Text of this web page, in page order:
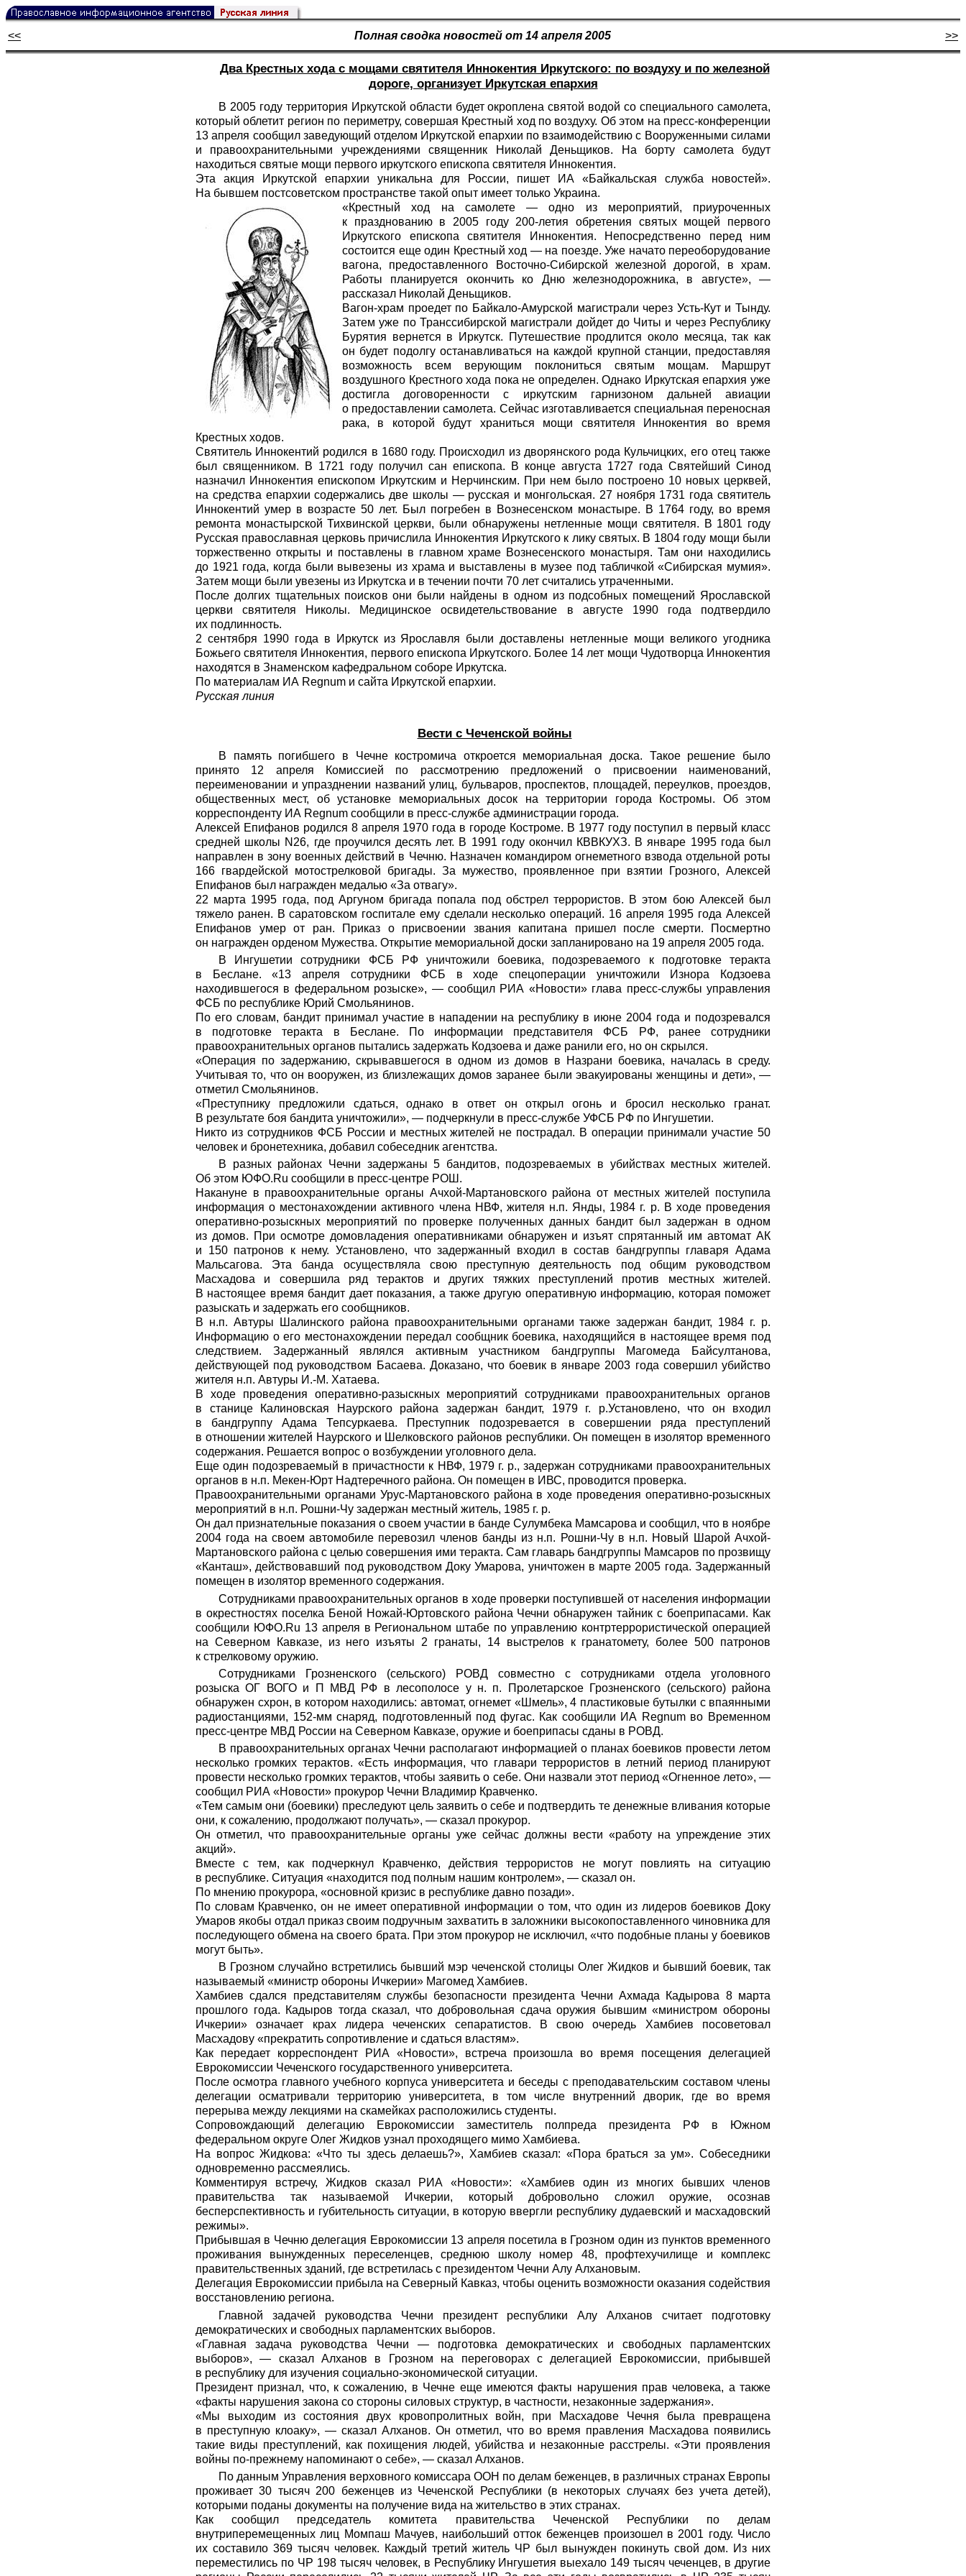
<< Полная сводка новостей от 14 апреля 2005 >>
Два Крестных хода с мощами святителя Иннокентия Иркутского: по воздуху и по железной
дороге, организует Иркутская епархия
В 2005 году территория Иркутской области будет окроплена святой водой со специального самолета,
который облетит регион по периметру, совершая Крестный ход по воздуху. Об этом на пресс-конференции
13 апреля сообщил заведующий отделом Иркутской епархии по взаимодействию с Вооруженными силами
и правоохранительными учреждениями священник Николай Деньщиков. На борту самолета будут
находиться святые мощи первого иркутского епископа святителя Иннокентия.
Эта акция Иркутской епархии уникальна для России, пишет ИА «Байкальская служба новостей».
На бывшем постсоветском пространстве такой опыт имеет только Украина.
«Крестный ход на самолете — одно из мероприятий, приуроченных
к празднованию в 2005 году 200-летия обретения святых мощей первого
Иркутского епископа святителя Иннокентия. Непосредственно перед ним
состоится еще один Крестный ход — на поезде. Уже начато переоборудование
вагона, предоставленного Восточно-Сибирской железной дорогой, в храм.
Работы планируется окончить ко Дню железнодорожника, в августе», —
рассказал Николай Деньщиков.
Вагон-храм проедет по Байкало-Амурской магистрали через Усть-Кут и Тынду.
Затем уже по Транссибирской магистрали дойдет до Читы и через Республику
Бурятия вернется в Иркутск. Путешествие продлится около месяца, так как
он будет подолгу останавливаться на каждой крупной станции, предоставляя
возможность всем верующим поклониться святым мощам. Маршрут
воздушного Крестного хода пока не определен. Однако Иркутская епархия уже
достигла договоренности с иркутским гарнизоном дальней авиации
о предоставлении самолета. Сейчас изготавливается специальная переносная
рака, в которой будут храниться мощи святителя Иннокентия во время
Крестных ходов.
Святитель Иннокентий родился в 1680 году. Происходил из дворянского рода Кульчицких, его отец также
был священником. В 1721 году получил сан епископа. В конце августа 1727 года Святейший Синод
назначил Иннокентия епископом Иркутским и Нерчинским. При нем было построено 10 новых церквей,
на средства епархии содержались две школы — русская и монгольская. 27 ноября 1731 года святитель
Иннокентий умер в возрасте 50 лет. Был погребен в Вознесенском монастыре. В 1764 году, во время
ремонта монастырской Тихвинской церкви, были обнаружены нетленные мощи святителя. В 1801 году
Русская православная церковь причислила Иннокентия Иркутского к лику святых. В 1804 году мощи были
торжественно открыты и поставлены в главном храме Вознесенского монастыря. Там они находились
до 1921 года, когда были вывезены из храма и выставлены в музее под табличкой «Сибирская мумия».
Затем мощи были увезены из Иркутска и в течении почти 70 лет считались утраченными.
После долгих тщательных поисков они были найдены в одном из подсобных помещений Ярославской
церкви святителя Николы. Медицинское освидетельствование в августе 1990 года подтвердило
их подлинность.
2 сентября 1990 года в Иркутск из Ярославля были доставлены нетленные мощи великого угодника
Божьего святителя Иннокентия, первого епископа Иркутского. Более 14 лет мощи Чудотворца Иннокентия
находятся в Знаменском кафедральном соборе Иркутска.
По материалам ИА Regnum и сайта Иркутской епархии.
Русская линия
Вести с Чеченской войны
В память погибшего в Чечне костромича откроется мемориальная доска. Такое решение было
принято 12 апреля Комиссией по рассмотрению предложений о присвоении наименований,
переименовании и упразднении названий улиц, бульваров, проспектов, площадей, переулков, проездов,
общественных мест, об установке мемориальных досок на территории города Костромы. Об этом
корреспонденту ИА Regnum сообщили в пресс-службе администрации города.
Алексей Епифанов родился 8 апреля 1970 года в городе Костроме. В 1977 году поступил в первый класс
средней школы N26, где проучился десять лет. В 1991 году окончил КВВКУХЗ. В январе 1995 года был
направлен в зону военных действий в Чечню. Назначен командиром огнеметного взвода отдельной роты
166 гвардейской мотострелковой бригады. За мужество, проявленное при взятии Грозного, Алексей
Епифанов был награжден медалью «За отвагу».
22 марта 1995 года, под Аргуном бригада попала под обстрел террористов. В этом бою Алексей был
тяжело ранен. В саратовском госпитале ему сделали несколько операций. 16 апреля 1995 года Алексей
Епифанов умер от ран. Приказ о присвоении звания капитана пришел после смерти. Посмертно
он награжден орденом Мужества. Открытие мемориальной доски запланировано на 19 апреля 2005 года.
В Ингушетии сотрудники ФСБ РФ уничтожили боевика, подозреваемого к подготовке теракта
в Беслане. «13 апреля сотрудники ФСБ в ходе спецоперации уничтожили Изнора Кодзоева
находившегося в федеральном розыске», — сообщил РИА «Новости» глава пресс-службы управления
ФСБ по республике Юрий Смольянинов.
По его словам, бандит принимал участие в нападении на республику в июне 2004 года и подозревался
в подготовке теракта в Беслане. По информации представителя ФСБ РФ, ранее сотрудники
правоохранительных органов пытались задержать Кодзоева и даже ранили его, но он скрылся.
«Операция по задержанию, скрывавшегося в одном из домов в Назрани боевика, началась в среду.
Учитывая то, что он вооружен, из близлежащих домов заранее были эвакуированы женщины и дети», —
отметил Смольянинов.
«Преступнику предложили сдаться, однако в ответ он открыл огонь и бросил несколько гранат.
В результате боя бандита уничтожили», — подчеркнули в пресс-службе УФСБ РФ по Ингушетии.
Никто из сотрудников ФСБ России и местных жителей не пострадал. В операции принимали участие 50
человек и бронетехника, добавил собеседник агентства.
В разных районах Чечни задержаны 5 бандитов, подозреваемых в убийствах местных жителей.
Об этом ЮФО.Ru сообщили в пресс-центре РОШ.
Накануне в правоохранительные органы Ачхой-Мартановского района от местных жителей поступила
информация о местонахождении активного члена НВФ, жителя н.п. Янды, 1984 г. р. В ходе проведения
оперативно-розыскных мероприятий по проверке полученных данных бандит был задержан в одном
из домов. При осмотре домовладения оперативниками обнаружен и изъят спрятанный им автомат АК
и 150 патронов к нему. Установлено, что задержанный входил в состав бандгруппы главаря Адама
Мальсагова. Эта банда осуществляла свою преступную деятельность под общим руководством
Масхадова и совершила ряд терактов и других тяжких преступлений против местных жителей.
В настоящее время бандит дает показания, а также другую оперативную информацию, которая поможет
разыскать и задержать его сообщников.
В н.п. Автуры Шалинского района правоохранительными органами также задержан бандит, 1984 г. р.
Информацию о его местонахождении передал сообщник боевика, находящийся в настоящее время под
следствием. Задержанный являлся активным участником бандгруппы Магомеда Байсултанова,
действующей под руководством Басаева. Доказано, что боевик в январе 2003 года совершил убийство
жителя н.п. Автуры И.-М. Хатаева.
В ходе проведения оперативно-разыскных мероприятий сотрудниками правоохранительных органов
в станице Калиновская Наурского района задержан бандит, 1979 г. р.Установлено, что он входил
в бандгруппу Адама Тепсуркаева. Преступник подозревается в совершении ряда преступлений
в отношении жителей Наурского и Шелковского районов республики. Он помещен в изолятор временного
содержания. Решается вопрос о возбуждении уголовного дела.
Еще один подозреваемый в причастности к НВФ, 1979 г. р., задержан сотрудниками правоохранительных
органов в н.п. Мекен-Юрт Надтеречного района. Он помещен в ИВС, проводится проверка.
Правоохранительными органами Урус-Мартановского района в ходе проведения оперативно-розыскных
мероприятий в н.п. Рошни-Чу задержан местный житель, 1985 г. р.
Он дал признательные показания о своем участии в банде Сулумбека Мамсарова и сообщил, что в ноябре
2004 года на своем автомобиле перевозил членов банды из н.п. Рошни-Чу в н.п. Новый Шарой Ачхой-
Мартановского района с целью совершения ими теракта. Сам главарь бандгруппы Мамсаров по прозвищу
«Канташ», действовавший под руководством Доку Умарова, уничтожен в марте 2005 года. Задержанный
помещен в изолятор временного содержания.
Сотрудниками правоохранительных органов в ходе проверки поступившей от населения информации
в окрестностях поселка Беной Ножай-Юртовского района Чечни обнаружен тайник с боеприпасами. Как
сообщили ЮФО.Ru 13 апреля в Региональном штабе по управлению контртеррористической операцией
на Северном Кавказе, из него изъяты 2 гранаты, 14 выстрелов к гранатомету, более 500 патронов
к стрелковому оружию.
Сотрудниками Грозненского (сельского) РОВД совместно с сотрудниками отдела уголовного
розыска ОГ ВОГО и П МВД РФ в лесополосе у н. п. Пролетарское Грозненского (сельского) района
обнаружен схрон, в котором находились: автомат, огнемет «Шмель», 4 пластиковые бутылки с впаянными
радиостанциями, 152-мм снаряд, подготовленный под фугас. Как сообщили ИА Regnumво Временном
пресс-центре МВД России на Северном Кавказе, оружие и боеприпасы сданы в РОВД.
В правоохранительных органах Чечни располагают информацией о планах боевиков провести летом
несколько громких терактов. «Есть информация, что главари террористов в летний период планируют
провести несколько громких терактов, чтобы заявить о себе. Они назвали этот период «Огненное лето», —
сообщил РИА «Новости» прокурор Чечни Владимир Кравченко.
«Тем самым они (боевики) преследуют цель заявить о себе и подтвердить те денежные вливания которые
они, к сожалению, продолжают получать», — сказал прокурор.
Он отметил, что правоохранительные органы уже сейчас должны вести «работу на упреждение этих
акций».
Вместе с тем, как подчеркнул Кравченко, действия террористов не могут повлиять на ситуацию
в республике. Ситуация «находится под полным нашим контролем», — сказал он.
По мнению прокурора, «основной кризис в республике давно позади».
По словам Кравченко, он не имеет оперативной информации о том, что один из лидеров боевиков Доку
Умаров якобы отдал приказ своим подручным захватить в заложники высокопоставленного чиновника для
последующего обмена на своего брата. При этом прокурор не исключил, «что подобные планы у боевиков
могут быть».
В Грозном случайно встретились бывший мэр чеченской столицы Олег Жидков и бывший боевик, так
называемый «министр обороны Ичкерии» Магомед Хамбиев.
Хамбиев сдался представителям службы безопасности президента Чечни Ахмада Кадырова 8 марта
прошлого года. Кадыров тогда сказал, что добровольная сдача оружия бывшим «министром обороны
Ичкерии» означает крах лидера чеченских сепаратистов. В свою очередь Хамбиев посоветовал
Масхадову «прекратить сопротивление и сдаться властям».
Как передает корреспондент
РИА «Новости», встреча произошла во время посещения делегацией
Еврокомиссии Чеченского государственного университета.
После осмотра главного учебного корпуса университета и беседы с преподавательским составом члены
делегации осматривали территорию университета, в том числе внутренний дворик, где во время
перерыва между лекциями на скамейках расположились студенты.
Сопровождающий делегацию Еврокомиссии заместитель полпреда президента РФ в Южном
федеральном округе Олег Жидков узнал проходящего мимо Хамбиева.
На вопрос Жидкова: «Что ты здесь делаешь?», Хамбиев сказал: «Пора браться за ум». Собеседники
одновременно рассмеялись.
Комментируя встречу, Жидков сказал РИА «Новости»: «Хамбиев один из многих бывших членов
правительства так называемой Ичкерии, который добровольно сложил оружие, осознав
бесперспективность и губительность ситуации, в которую ввергли республику дудаевский и масхадовский
режимы».
Прибывшая в Чечню делегация Еврокомиссии 13 апреля посетила в Грозном один из пунктов временного
проживания вынужденных переселенцев, среднюю школу номер 48, профтехучилище и комплекс
правительственных зданий, где встретилась с президентом Чечни Алу Алхановым.
Делегация Еврокомиссии прибыла на Северный Кавказ, чтобы оценить возможности оказания содействия
восстановлению региона.
Главной задачей руководства Чечни президент республики Алу Алханов считает подготовку
демократических и свободных парламентских выборов.
«Главная задача руководства Чечни — подготовка демократических и свободных парламентских
выборов», — сказал Алханов в Грозном на переговорах с делегацией Еврокомиссии, прибывшей
в республику для изучения социально-экономической ситуации.
Президент признал, что, к сожалению, в Чечне еще имеются факты нарушения прав человека, а также
«факты нарушения закона со стороны силовых структур, в частности, незаконные задержания».
«Мы выходим из состояния двух кровопролитных войн, при Масхадове Чечня была превращена
в преступную клоаку», — сказал Алханов. Он отметил, что во время правления Масхадова появились
такие виды преступлений, как похищения людей, убийства и незаконные расстрелы. «Эти проявления
войны по-прежнему напоминают о себе», — сказал Алханов.
По данным Управления верховного комиссара ООН по делам беженцев, в различных странах Европы
проживает 30 тысяч 200 беженцев из Чеченской Республики (в некоторых случаях без учета детей),
которыми поданы документы на получение вида на жительство в этих странах.
Как сообщил председатель комитета правительства Чеченской Республики по делам
внутриперемещенных лиц Момпаш Мачуев, наибольший отток беженцев произошел в 2001 году. Число
их составило 369 тысяч человек. Каждый третий житель ЧР был вынужден покинуть свой дом. Из них
переместились по ЧР 198 тысяч человек, в Республику Ингушетия выехало 149 тысяч чеченцев, в другие